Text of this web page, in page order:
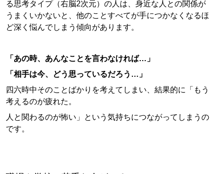
る思考タイプ（右脳2次元）の人は、身近な人との関係が
うまくいかないと、他のことすべてが手につかなくなるほ
ど深く悩んでしまう傾向があります。
「あの時、あんなことを言わなければ…」
「相手は今、どう思っているだろう…」
四六時中そのことばかりを考えてしまい、結果的に「もう
考えるのが疲れた。
人と関わるのが怖い」という気持ちにつながってしまうの
です。